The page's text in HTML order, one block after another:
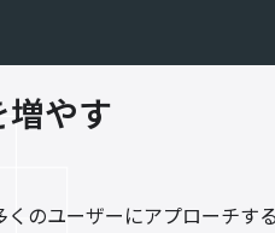
増やす
のユーザーにアプローチす